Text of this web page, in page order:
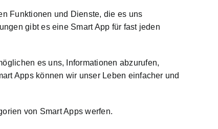
Funktionen und Dienste, die es uns
gibt es eine Smart App für fast jeden
es uns, Informationen abzurufen,
Apps können wir unser Leben einfacher und
von Smart Apps werfen.